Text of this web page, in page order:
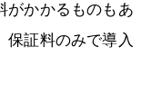
がかかるものもあ
保証料のみで導入